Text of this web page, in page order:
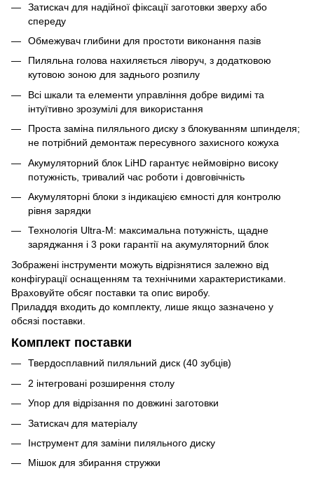
Затискач для надійної фіксації заготовки зверху або
спереду
Обмежувач глибини для простоти виконання пазів
Пиляльна голова нахиляється ліворуч, з додатковою
кутовою зоною для заднього розпилу
Всі шкали та елементи управління добре видимі та
інтуїтивно зрозумілі для використання
Проста заміна пиляльного диску з блокуванням шпинделя;
не потрібний демонтаж пересувного захисного кожуха
Акумуляторний блок LiHD гарантує неймовірно високу
потужність, тривалий час роботи і довговічність
Акумуляторні блоки з індикацією ємності для контролю
рівня зарядки
Технологія Ultra-M: максимальна потужність, щадне
заряджання і 3 роки гарантії на акумуляторний блок
Зображені інструменти можуть відрізнятися залежно від
конфігурації оснащенням та технічними характеристиками.
Враховуйте обсяг поставки та опис виробу.
Приладдя входить до комплекту, лише якщо зазначено у
обсязі поставки.
Комплект поставки
Твердосплавний пиляльний диск (40 зубців)
2 інтегровані розширення столу
Упор для відрізання по довжині заготовки
Затискач для матеріалу
Інструмент для заміни пиляльного диску
Мішок для збирання стружки